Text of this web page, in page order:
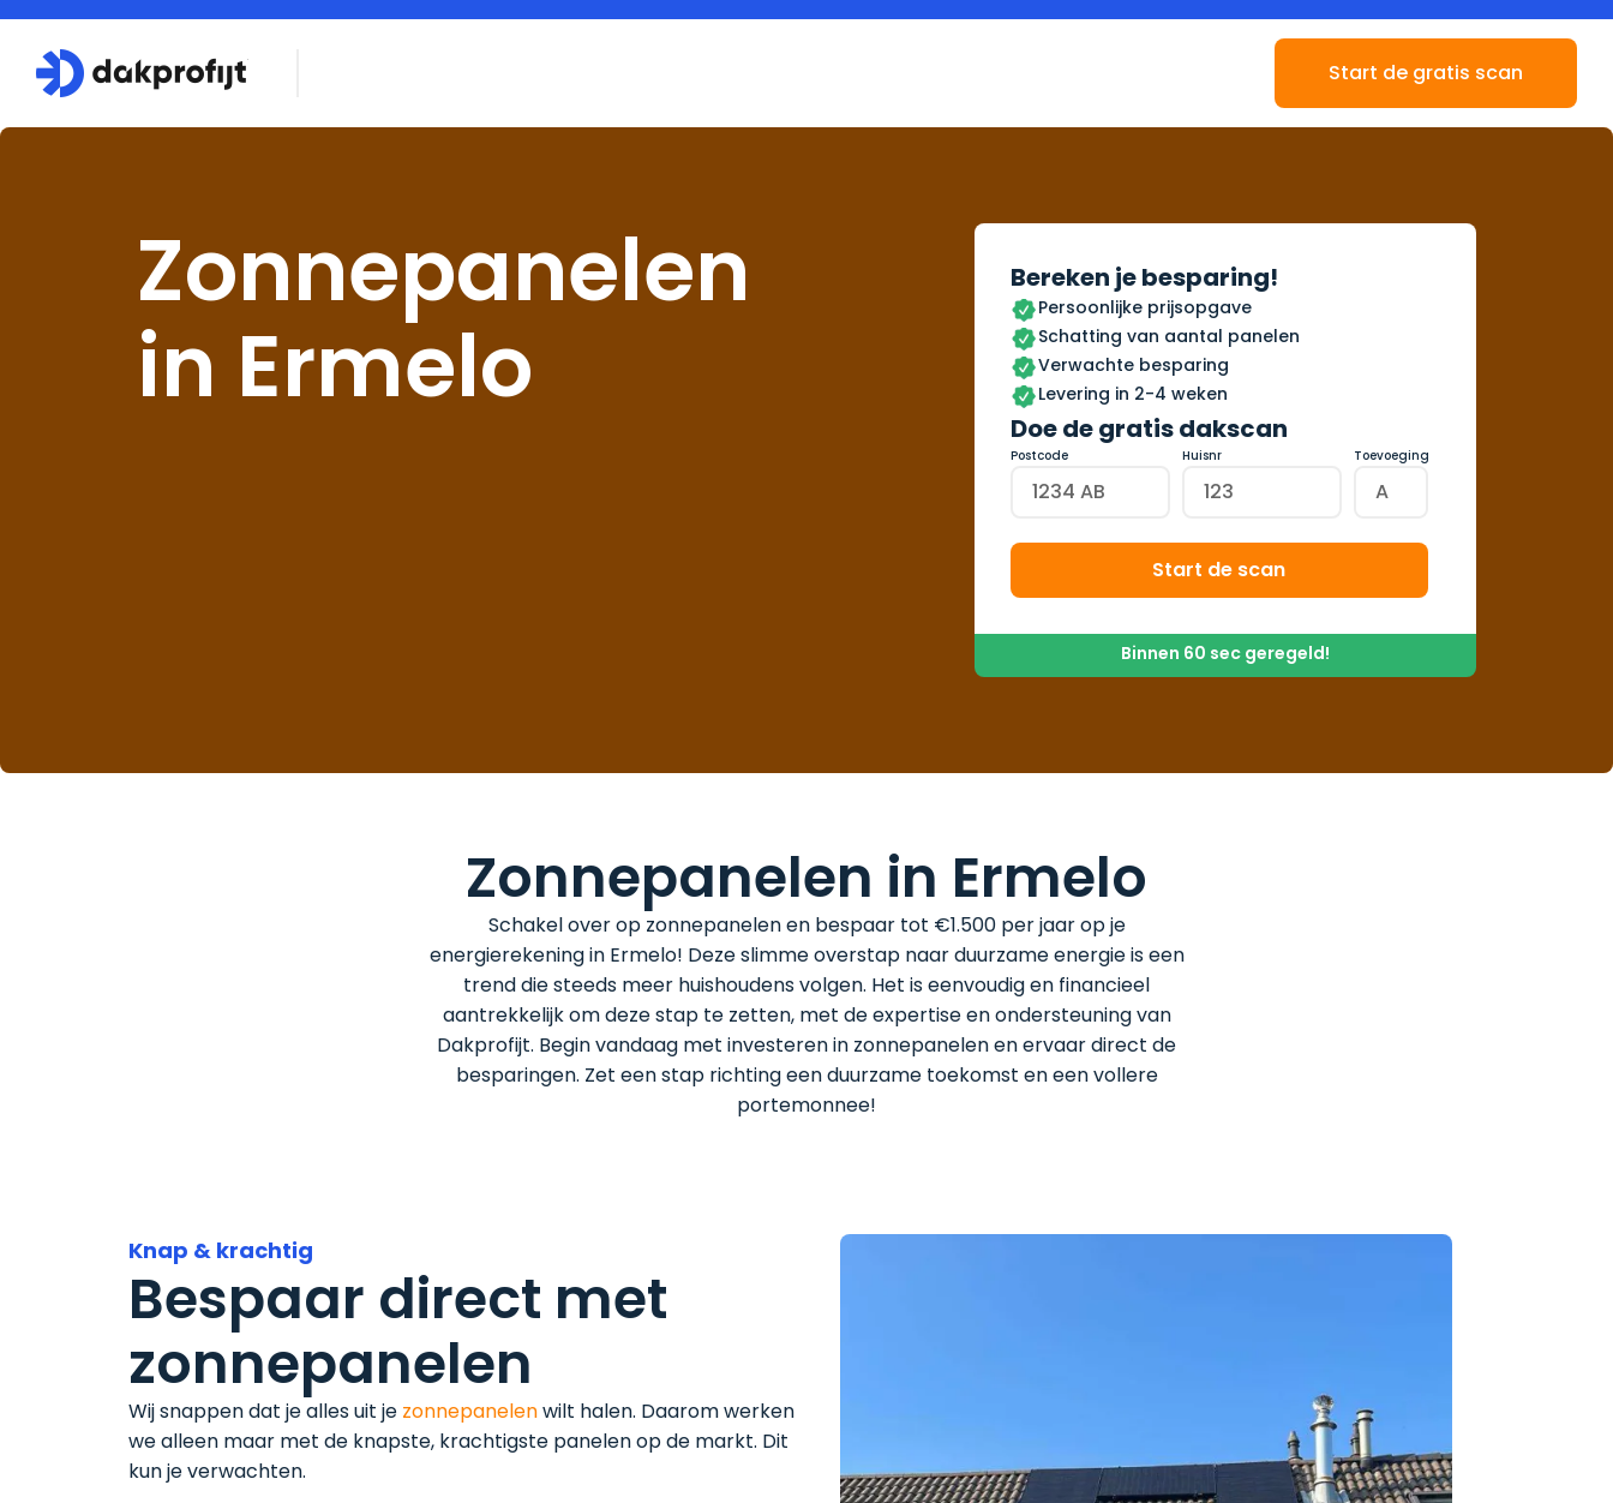
Start de gratis scan
Zonnepanelen
in Ermelo
Bereken je besparing!
Persoonlijke prijsopgave
Schatting van aantal panelen
Verwachte besparing
Levering in 2-4 weken
Doe de gratis dakscan
Postcode Huisnr Toevoeging
Start de scan
Binnen 60 sec geregeld!
Zonnepanelen in Ermelo
Schakel over op zonnepanelen en bespaar tot €1.500 per jaar op je
energierekening in Ermelo! Deze slimme overstap naar duurzame energie is een
trend die steeds meer huishoudens volgen. Het is eenvoudig en financieel
aantrekkelijk om deze stap te zetten, met de expertise en ondersteuning van
Dakprofijt. Begin vandaag met investeren in zonnepanelen en ervaar direct de
besparingen. Zet een stap richting een duurzame toekomst en een vollere
portemonnee!
Knap & krachtig
Bespaar direct met
zonnepanelen
Wij snappen dat je alles uit je zonnepanelenwilt halen. Daarom werken
we alleen maar met de knapste, krachtigste panelen op de markt. Dit
kun je verwachten.